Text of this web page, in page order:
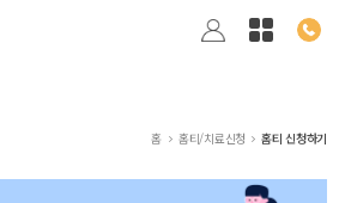
홈 홈티/치료신청 홈티 신청하기